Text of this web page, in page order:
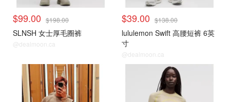
$99.00 $198.00
SLNSH 女士厚毛圈裤
@dealmoon.ca
$39.00 $138.00
lululemon Swift 高腰短裤 6英
寸
@dealmoon.ca